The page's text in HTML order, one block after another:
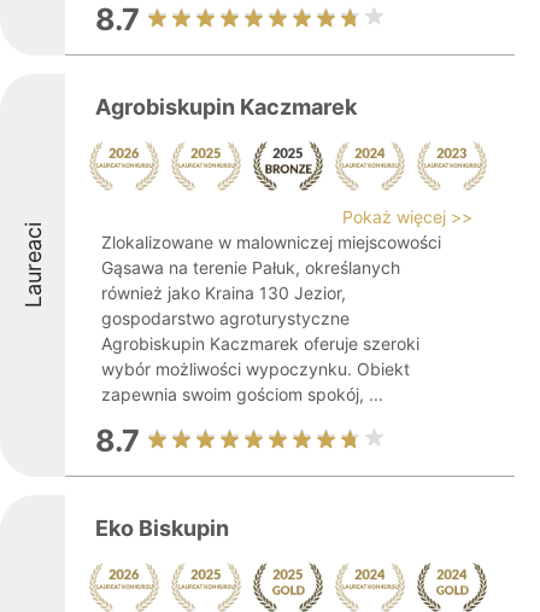
8.7
Laureaci
Agrobiskupin Kaczmarek
Pokaż więcej >>
Zlokalizowane w malowniczej miejscowości
Gąsawa na terenie Pałuk, określanych
również jako Kraina 130 Jezior,
gospodarstwo agroturystyczne
Agrobiskupin Kaczmarek oferuje szeroki
wybór możliwości wypoczynku. Obiekt
zapewnia swoim gościom spokój, ...
8.7
Eko Biskupin